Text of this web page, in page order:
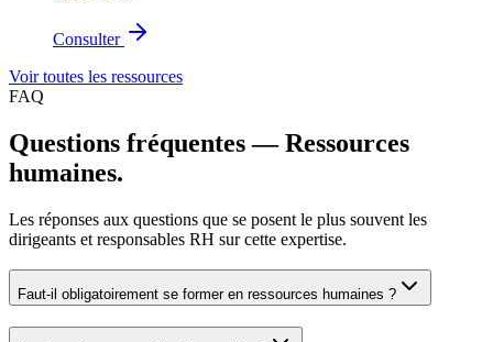
Consulter
Voir toutes les ressources
FAQ
Questions fréquentes — Ressources
humaines.
Les réponses aux questions que se posent le plus souvent les
dirigeants et responsables RH sur cette expertise.
Faut-il obligatoirement se former en ressources humaines ?